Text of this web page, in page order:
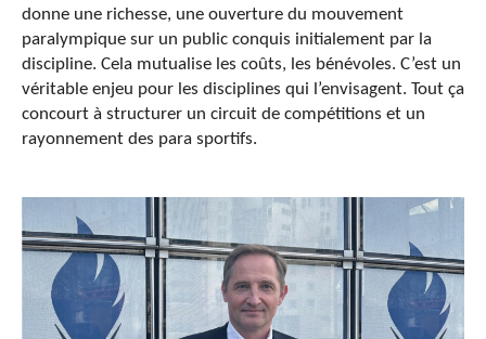
donne une richesse, une ouverture du mouvement
paralympique sur un public conquis initialement par la
discipline. Cela mutualise les coûts, les bénévoles. C’est un
véritable enjeu pour les disciplines qui l’envisagent. Tout ça
concourt à structurer un circuit de compétitions et un
rayonnement des para sportifs.